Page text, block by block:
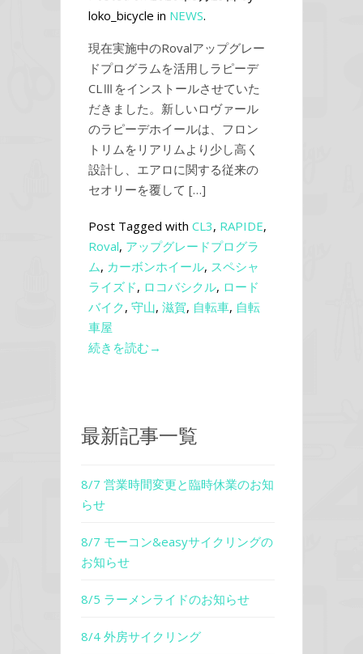
loko_bicycle in NEWS.
現在実施中のRovalアップグレー
ドプログラムを活用しラピーデ
CLⅢをインストールさせていた
だきました。新しいロヴァール
のラピーデホイールは、フロン
トリムをリアリムより少し高く
設計し、エアロに関する従来の
セオリーを覆して […]
Post Tagged with CL3, RAPIDE,
Roval, アップグレードプログラ
ム, カーボンホイール, スペシャ
ライズド, ロコバシクル, ロード
バイク, 守山, 滋賀, 自転車, 自転
車屋
続きを読む→
最新記事一覧
8/7 営業時間変更と臨時休業のお知
らせ
8/7 モーコン&easyサイクリングの
お知らせ
8/5 ラーメンライドのお知らせ
8/4 外房サイクリング